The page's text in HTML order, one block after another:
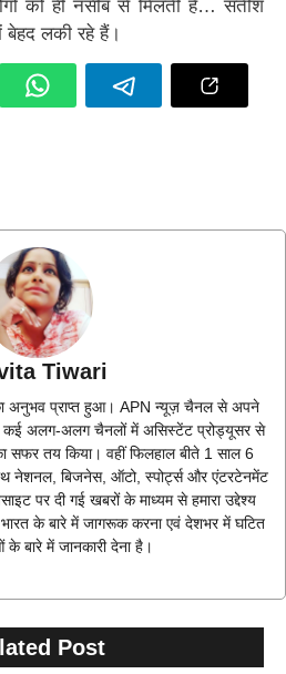
को ही नसीब से मिलती है… सतीश
लकी रहे हैं।
Tiwari
अनुभव प्राप्त हुआ। APN न्यूज़ चैनल से अपने
अलग-अलग चैनलों में असिस्टेंट प्रोड्यूसर से
तय किया। वहीं फिलहाल बीते 1 साल 6
नेशनल, बिजनेस, ऑटो, स्पोर्ट्स और एंटरटेनमेंट
पर दी गई खबरों के माध्यम से हमारा उद्देश्य
के बारे में जागरूक करना एवं देशभर में घटित
के बारे में जानकारी देना है।
Post